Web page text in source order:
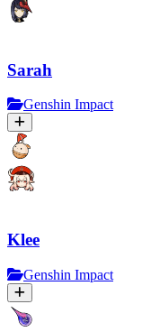
Sarah
Genshin Impact
Klee
Genshin Impact